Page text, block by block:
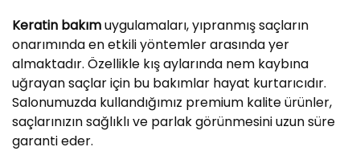
Keratin bakımuygulamaları, yıpranmış saçların
onarımında en etkili yöntemler arasında yer
almaktadır. Özellikle kış aylarında nem kaybına
uğrayan saçlar için bu bakımlar hayat kurtarıcıdır.
Salonumuzda kullandığımız premium kalite ürünler,
saçlarınızın sağlıklı ve parlak görünmesini uzun süre
garanti eder.